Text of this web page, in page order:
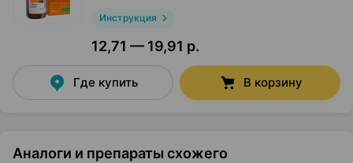
Инструкция
12,71 — 19,91 р.
Где купить В корзину
Аналоги и препараты схожего